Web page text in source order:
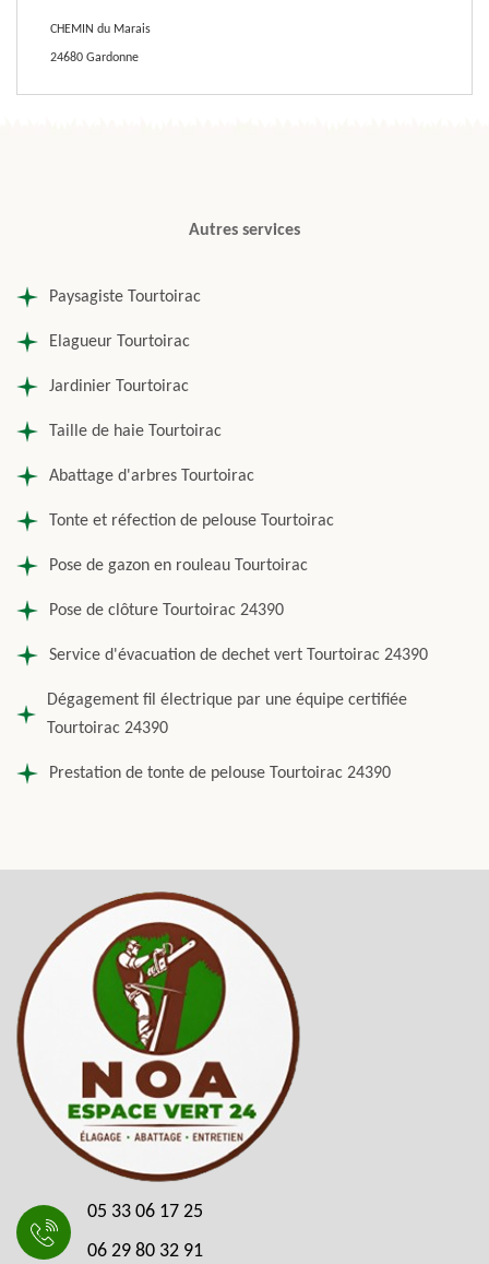
CHEMIN du Marais
24680 Gardonne
Autres services
Paysagiste Tourtoirac
Elagueur Tourtoirac
Jardinier Tourtoirac
Taille de haie Tourtoirac
Abattage d'arbres Tourtoirac
Tonte et réfection de pelouse Tourtoirac
Pose de gazon en rouleau Tourtoirac
Pose de clôture Tourtoirac 24390
Service d'évacuation de dechet vert Tourtoirac 24390
Dégagement fil électrique par une équipe certifiée
Tourtoirac 24390
Prestation de tonte de pelouse Tourtoirac 24390
05 33 06 17 25
06 29 80 32 91